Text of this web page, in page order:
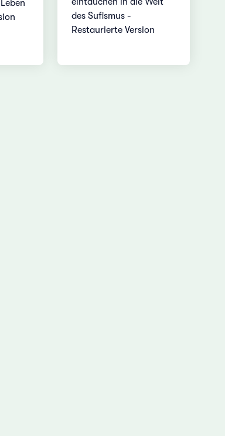
des Sufismus -
Restaurierte Version